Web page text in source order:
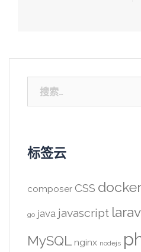
索：
标签云
composer CSS docker
go java javascript
MySQL nginx nodejs